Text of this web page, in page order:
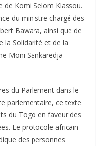
de Komi Selom Klassou.
du ministre chargé des
Bawara, ainsi que de
la Solidarité et de la
Moni Sankaredja-
du Parlement dans le
parlementaire, ce texte
du Togo en faveur des
Le protocole africain
des personnes